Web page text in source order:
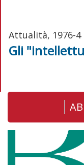
Attualità, 1976-4
Gli